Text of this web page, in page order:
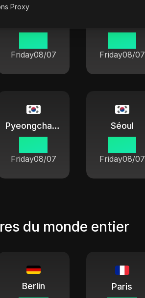
Proxy
Friday08/07 Friday08/07
Pyeongchang-gun
Friday08/07
Séoul
Friday08/07
du monde entier
Berlin Paris